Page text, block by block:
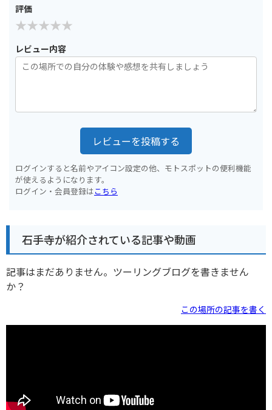
評価
レビュー内容
レビューを投稿する
ログインすると名前やアイコン設定の他、モトスポットの便利機能
が使えるようになります。
ログイン・会員登録はこちら
石手寺が紹介されている記事や動画
記事はまだありません。ツーリングブログを書きません
か？
この場所の記事を書く